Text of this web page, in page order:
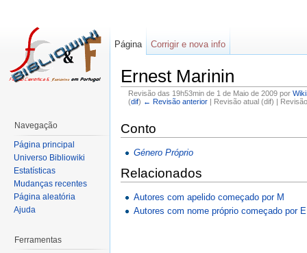
Ernest Marinin
Revisão das 19h53min de 1 de Maio de 2009 por
(dif) ← Revisão anterior| Revisão atual (dif) |
Conto
Género Próprio
Relacionados
Autores com apelido começado por M
Autores com nome próprio começado por E
Página Corrigir e nova info
Navegação
Página principal
Universo Bibliowiki
Estatísticas
Mudanças recentes
Página aleatória
Ajuda
Ferramentas